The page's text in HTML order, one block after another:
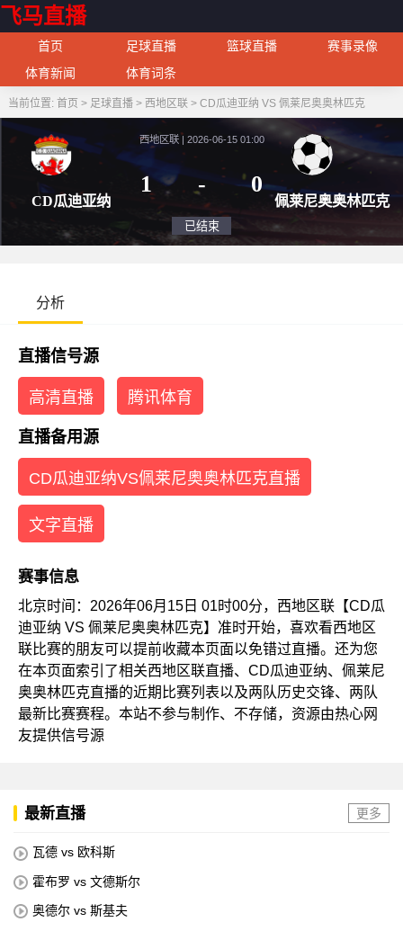
飞马直播
首页 足球直播 篮球直播
赛事录像
体育新闻
体育词条
当前位置: 首页 > 足球直播> 西地区联> CD瓜迪亚纳 VS 佩莱尼奥奥林匹克
CD瓜迪亚纳
西地区联 | 2026-06-15 01:00
1
佩莱尼
分析
直播信号源
高清直播 腾讯体育
直播备用源
CD瓜迪亚纳VS佩莱尼奥奥林匹克直播
文字直播
赛事信息
北京时间：2026年06月15日 01时00分，西地区联【CD瓜
迪亚纳 VS 佩莱尼奥奥林匹克】准时开始，喜欢看西地区
联比赛的朋友可以提前收藏本页面以免错过直播。还为您
在本页面索引了相关西地区联直播、CD瓜迪亚纳、佩莱尼
奥奥林匹克直播的近期比赛列表以及两队历史交锋、两队
最新比赛赛程。本站不参与制作、不存储，资源由热心网
友提供信号源
最新直播 更多
瓦德 vs 欧科斯
霍布罗 vs 文德斯尔
奥德尔 vs 斯基夫